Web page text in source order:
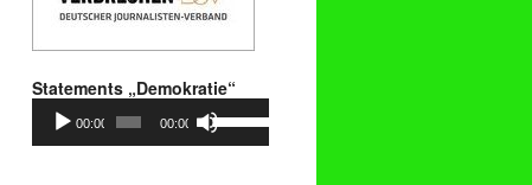
Statements „Demokratie“
Audio-
Player
00:00 00:00
Hoch/Runter
benutzen,